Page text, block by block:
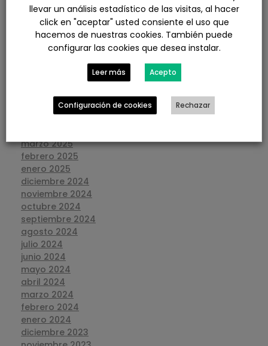
febrero 2026
enero 2026
diciembre 2025
noviembre 2025
octubre 2025
septiembre 2025
julio 2025
junio 2025
marzo 2025
febrero 2025
enero 2025
diciembre 2024
noviembre 2024
octubre 2024
septiembre 2024
agosto 2024
julio 2024
junio 2024
mayo 2024
abril 2024
marzo 2024
febrero 2024
enero 2024
diciembre 2023
llevar un análisis estadístico de las visitas, al hacer
click en "aceptar" usted consiente el uso que
hacemos de nuestras cookies. También puede
configurar las cookies que desea instalar.
Leer más Acepto
Configuración de cookies Rechazar